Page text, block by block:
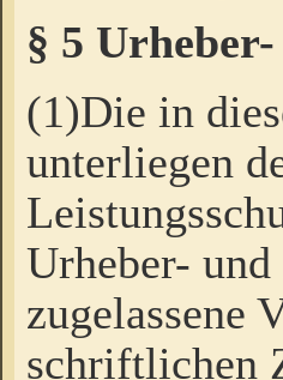
§ 5
(1)Die in
unterliegen
Urheber-
zugelassene
schriftlichen